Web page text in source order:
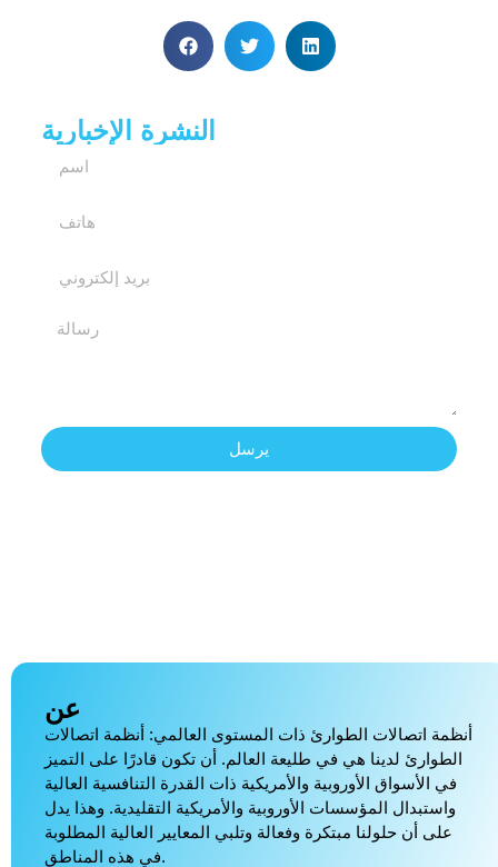
النشرة الإخبارية
يرسل
عن
أنظمة اتصالات الطوارئ ذات المستوى العالمي: أنظمة اتصالات
الطوارئ لدينا هي في طليعة العالم. أن تكون قادرًا على التميز
في الأسواق الأوروبية والأمريكية ذات القدرة التنافسية العالية
واستبدال المؤسسات الأوروبية والأمريكية التقليدية. وهذا يدل
على أن حلولنا مبتكرة وفعالة وتلبي المعايير العالية المطلوبة
في هذه المناطق.